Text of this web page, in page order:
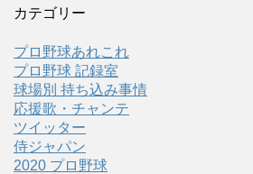
カテゴリー
プロ野球あれこれ
プロ野球 記録室
球場別 持ち込み事情
応援歌・チャンテ
ツイッター
侍ジャパン
2020 プロ野球